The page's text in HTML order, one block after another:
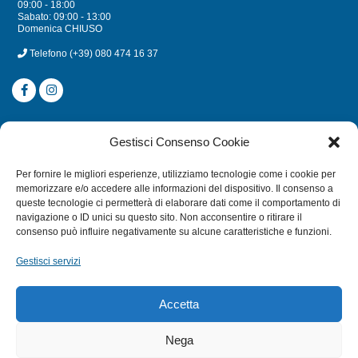
Gestisci Consenso Cookie
Per fornire le migliori esperienze, utilizziamo tecnologie come i cookie per
memorizzare e/o accedere alle informazioni del dispositivo. Il consenso a
queste tecnologie ci permetterà di elaborare dati come il comportamento di
navigazione o ID unici su questo sito. Non acconsentire o ritirare il
consenso può influire negativamente su alcune caratteristiche e funzioni.
Gestisci servizi
Accetta
Nega
09:00 - 18:00
Sabato: 09:00 - 13:00
Domenica CHIUSO
Telefono (+39) 080 474 16 37
CATEGORIE
MULINELLI
CANNE
ACCESSORI NAUTICI